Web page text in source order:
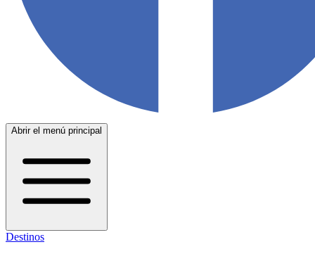
Abrir el menú principal
Destinos